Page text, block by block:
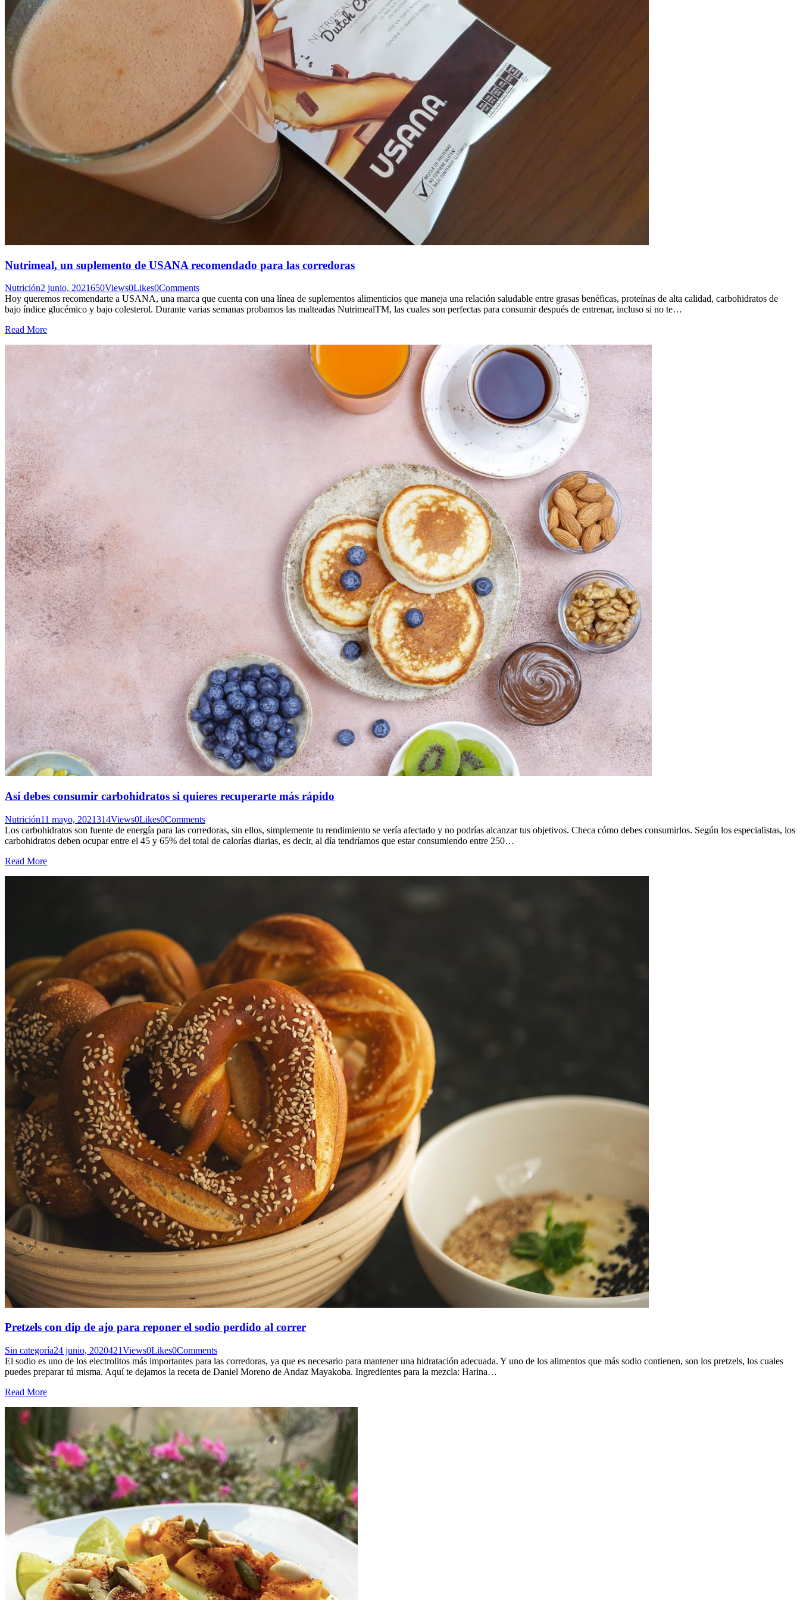
Nutrimeal, un suplemento de USANA recomendado para las corredoras
Nutrición2 junio, 2021650Views0Likes0Comments
Hoy queremos recomendarte a USANA, una marca que cuenta con una línea de suplementos alimenticios que maneja una relación saludable entre grasas benéficas, proteínas de alta calidad, carbohidratos de
bajo índice glucémico y bajo colesterol. Durante varias semanas probamos las malteadas NutrimealTM, las cuales son perfectas para consumir después de entrenar, incluso si no te…
Read More
Así debes consumir carbohidratos si quieres recuperarte más rápido
Nutrición11 mayo, 2021314Views0Likes0Comments
Los carbohidratos son fuente de energía para las corredoras, sin ellos, simplemente tu rendimiento se vería afectado y no podrías alcanzar tus objetivos. Checa cómo debes consumirlos. Según los especialistas, los
carbohidratos deben ocupar entre el 45 y 65% del total de calorías diarias, es decir, al día tendríamos que estar consumiendo entre 250…
Read More
Pretzels con dip de ajo para reponer el sodio perdido al correr
Sin categoría24 junio, 2020421Views0Likes0Comments
El sodio es uno de los electrolitos más importantes para las corredoras, ya que es necesario para mantener una hidratación adecuada. Y uno de los alimentos que más sodio contienen, son los pretzels, los cuales
puedes preparar tú misma. Aquí te dejamos la receta de Daniel Moreno de Andaz Mayakoba. Ingredientes para la mezcla: Harina…
Read More